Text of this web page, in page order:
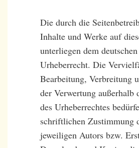
Die durch die
Inhalte und Werke auf
unterliegen dem deutschen
Urheberrecht. Die
Bearbeitung, Verbreitung
der Verwertung außerhalb
des Urheberrechtes
schriftlichen Zustimmung
jeweiligen Autors bzw.